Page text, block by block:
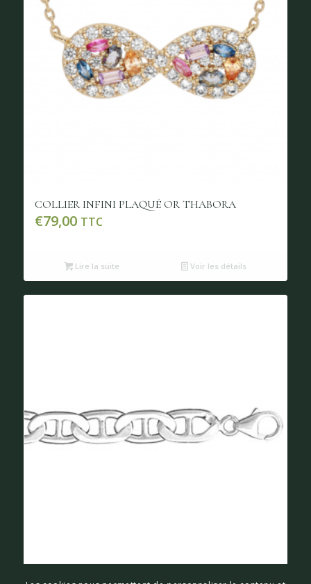
COLLIER INFINI PLAQUÉ OR THABORA
€79,00 TTC
Lire la suite Voir les détails